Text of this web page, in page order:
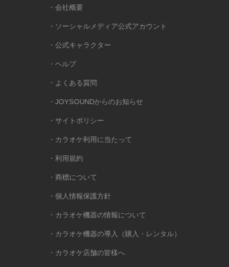
・会社概要
・ソーシャルメディア公式アカウント
・公式キャラクター
・ヘルプ
・よくある質問
・JOYSOUNDからのお知らせ
・サイトポリシー
・カラオケ利用に当たって
・利用規約
・商標について
・個人情報保護方針
・カラオケ機器の情報について
・カラオケ機器の導入（購入・レンタル）
・カラオケ店舗の皆様へ